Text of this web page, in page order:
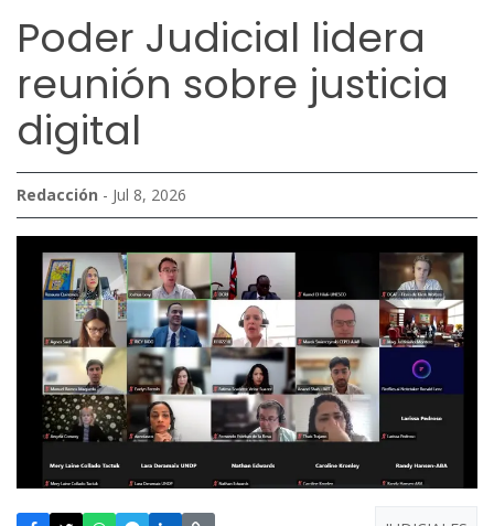
Poder Judicial lidera
reunión sobre justicia
digital
Redacción - Jul 8, 2026